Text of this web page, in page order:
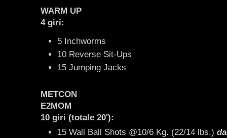
WARM UP
4 giri:
5 Inchworms
10 Reverse Sit-Ups
15 Jumping Jacks
METCON
E2MOM
10 giri (totale 20'):
15 Wall Ball Shots @10/6 Kg. (22/14 lbs.)